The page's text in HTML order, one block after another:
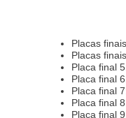
Placas
Placas
Placa final
Placa final
Placa final
Placa final
Placa final